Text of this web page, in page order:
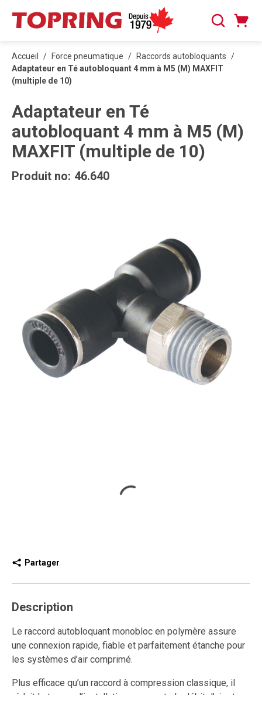
PASSER AU CONTENU PRINCIPAL
Recherche
Accueil / Force pneumatique / Raccords autobloquants /
Adaptateur en Té autobloquant 4 mm à M5 (M) MAXFIT
(multiple de 10)
Adaptateur en Té
autobloquant 4 mm à M5 (M)
MAXFIT (multiple de 10)
Produit no: 46.640
Partager
Description
Le raccord autobloquant monobloc en polymère assure
une connexion rapide, fiable et parfaitement étanche pour
les systèmes d’air comprimé.
Plus efficace qu’un raccord à compression classique, il
réduit le temps d’installation, augmente le débit d’air et